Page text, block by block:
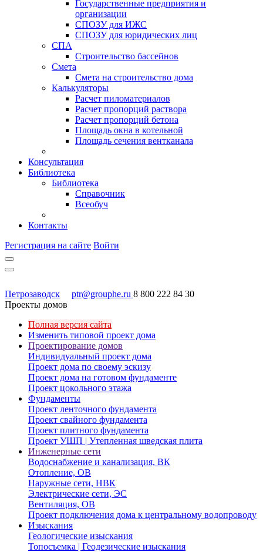
Государственные предприятия и
организации
СПОЗУ для ИЖС
СПОЗУ для юридических лиц
СПА
Строительство бассейнов
Смета
Смета на строительство дома
Калькуляторы
Расчет пиломатериалов
Расчет пропорций раствора
Расчет пропорций бетона
Площадь окна в котельной
Площадь сечения вентканала
Консультация
Библиотека
Библиотека
Справочник
Всеобуч
Контакты
Регистрация на сайте Войти
Петрозаводск ptr@grouphe.ru 8 800 222 84 30
Проекты домов
Полная версия сайта
Изменить типовой проект дома
Проектирование домов
Индивидуальный проект дома
Проект дома по своему эскизу
Проект дома на готовом фундаменте
Проект цокольного этажа
Фундаменты
Проект ленточного фундамента
Проект свайного фундамента
Проект плитного фундамента
Проект УШП | Утепленная шведская плита
Инженерные сети
Водоснабжение и канализация, ВК
Отопление, ОВ
Наружные сети, НВК
Электрические сети, ЭС
Вентиляция, ОВ
Проект подключения дома к центральному водопроводу
Изыскания
Геологические изыскания
Топосъемка | Геодезические изыскания